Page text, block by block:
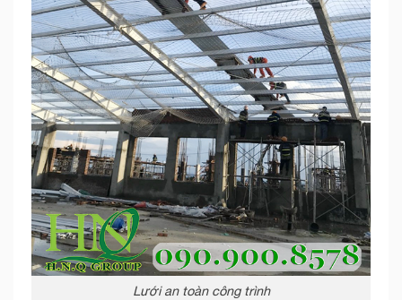
Lưới an toàn công trình